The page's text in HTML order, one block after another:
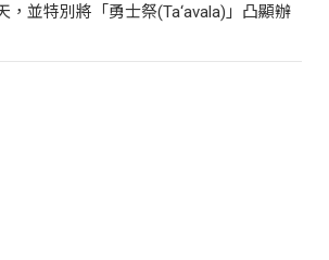
，並特別將「勇士祭(Ta‘avala)」凸顯辦